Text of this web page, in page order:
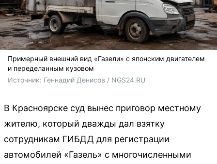
Примерный внешний вид «Газели» с японским двигателем
и переделанным кузовом
Источник: Геннадий Денисов / NGS24.RU
В Красноярске суд вынес приговор местному
жителю, который дважды дал взятку
сотрудникам ГИБДД для регистрации
автомобилей «Газель» с многочисленными